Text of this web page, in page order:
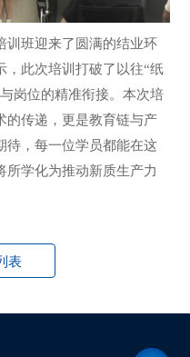
训班迎来了圆满的结业环
，此次培训打破了以往“纸
岗位的精准衔接。本次培
的传递，更是教育链与产
待，每一位学员都能在这
所学化为推动新质生产力
表